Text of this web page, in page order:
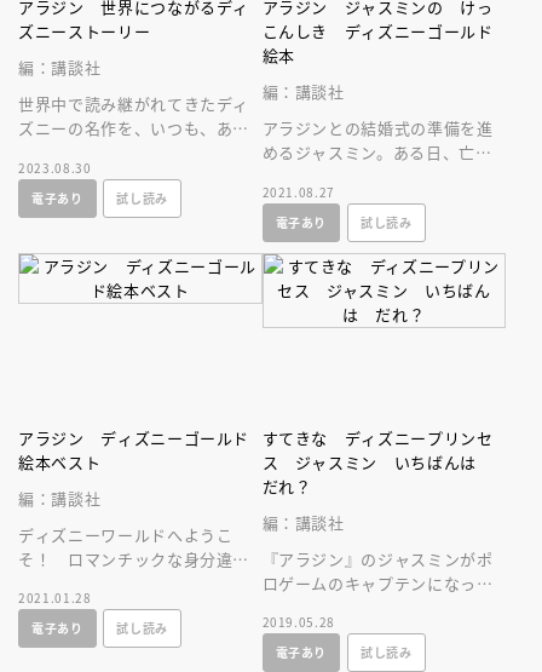
アラジン 世界につながるディ
ズニーストーリー
編：講談社
世界中で読み継がれてきたディ
ズニーの名作を、いつも、あな
ディズニー絵本シリーズ！
2023.08.30
電子あり
試し読み
アラジン ジャスミンの けっ
こんしき ディズニーゴールド
絵本
編：講談社
アラジンとの結婚式の準備を進
めるジャスミン。ある日、亡き
いてくれた手紙を受け取ります
が…？
2021.08.27
電子あり
試し読み
アラジン ディズニーゴールド
絵本ベスト
編：講談社
ディズニーワールドへようこ
そ！ ロマンチックな身分違い
ープリンセスの代表作。
2021.01.28
電子あり
試し読み
すてきな ディズニープリンセ
ス ジャスミン いちばんは
だれ？
編：講談社
『アラジン』のジャスミンがポ
ロゲームのキャプテンになって
ンバーは、あまりやる気が無い
ようです。
2019.05.28
電子あり
試し読み